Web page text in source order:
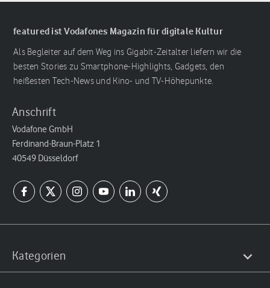
featured ist Vodafones Magazin für digitale Kultur
Als Begleiter auf dem Weg ins Gigabit-Zeitalter liefern wir die
besten Stories zu Smartphone-Highlights, Gadgets, den
heißesten Tech-News und Kino- und TV-Höhepunkte.
Anschrift
Vodafone GmbH
Ferdinand-Braun-Platz 1
40549 Düsseldorf
Kategorien